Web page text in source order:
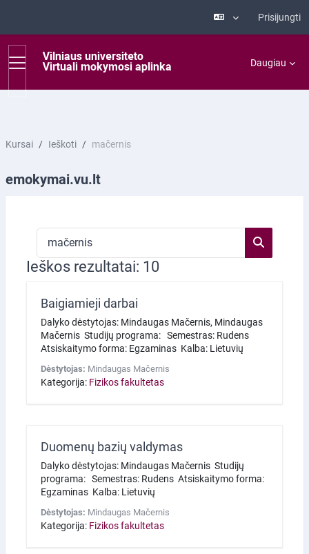
Prisijungti
Šoninis skydelis Daugiau
Kursai Ieškoti mačernis
emokymai.vu.lt
Ieškoti
Ieškos rezultatai: 10
Baigiamieji darbai
Dalyko dėstytojas: Mindaugas Mačernis, Mindaugas
Mačernis Studijų programa: Semestras: Rudens
Atsiskaitymo forma: Egzaminas Kalba: Lietuvių
Dėstytojas: Mindaugas Mačernis
Kategorija: Fizikos fakultetas
Duomenų bazių valdymas
Dalyko dėstytojas: Mindaugas Mačernis Studijų
programa: Semestras: Rudens Atsiskaitymo forma:
Egzaminas Kalba: Lietuvių
Dėstytojas: Mindaugas Mačernis
Kategorija: Fizikos fakultetas